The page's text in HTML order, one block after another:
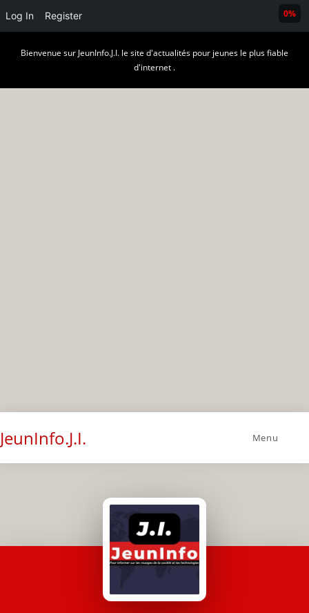
Log In Register
Bienvenue sur JeunInfo.J.I. le site d'actualités pour jeunes le plus fiable
d'internet .
JeunInfo.J.I. Menu
0%